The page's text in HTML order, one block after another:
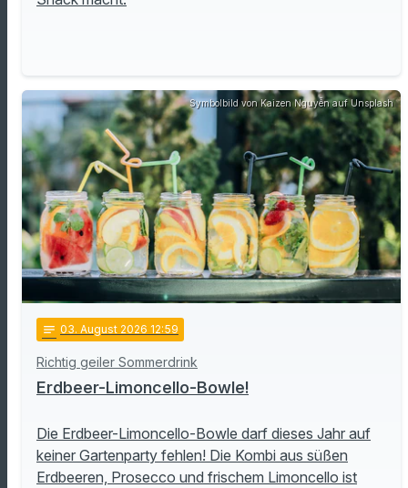
Symbolbild von Kaizen Nguyễn auf Unsplash
notes 03. August 2026 12:59
Richtig geiler Sommerdrink
Erdbeer-Limoncello-Bowle!
Die Erdbeer-Limoncello-Bowle darf dieses Jahr auf
keiner Gartenparty fehlen! Die Kombi aus süßen
Erdbeeren, Prosecco und frischem Limoncello ist